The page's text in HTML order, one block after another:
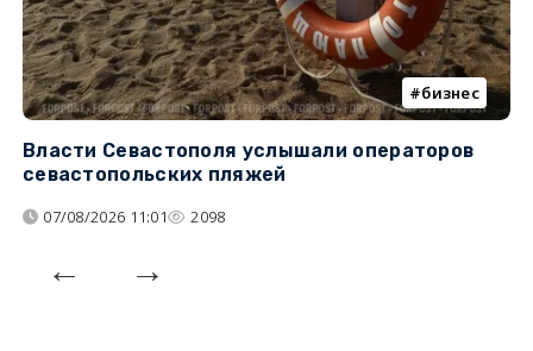
бизнес
Власти Севастополя услышали операторов
севастопольских пляжей
07/08/2026 11:01 2098